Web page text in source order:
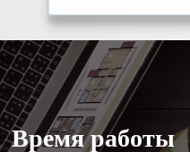
Времяработы